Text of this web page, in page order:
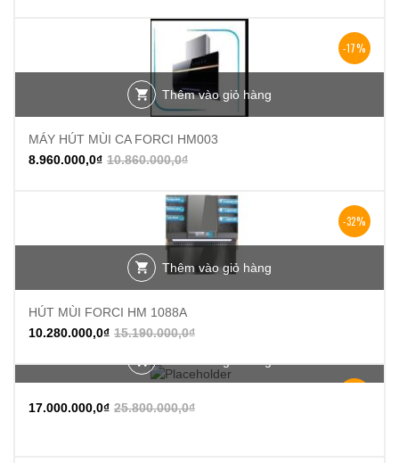
-17%
Thêm vào giỏ hàng
MÁY HÚT MÙI CA FORCI HM003
10.860.000,0₫
8.960.000,0₫
-32%
Thêm vào giỏ hàng
HÚT MÙI FORCI HM 1088A
15.190.000,0₫
10.280.000,0₫
25.800.000,0₫
17.000.000,0₫